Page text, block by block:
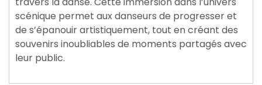
scénique permet aux danseurs de progresser et
de s’épanouir artistiquement, tout en créant des
souvenirs inoubliables de moments partagés avec
leur public.